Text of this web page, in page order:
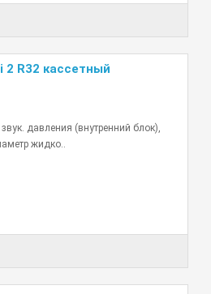
2 R32 кассетный
давления (внутренний блок),
жидко..